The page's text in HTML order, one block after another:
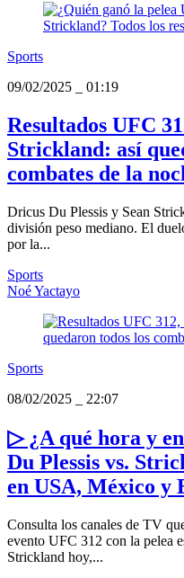
Sports
09/02/2025
01:19
Resultados UFC
Strickland: así
combates de la
Dricus Du Plessis y Sean
división peso mediano. El
por la...
Sports
Noé Yactayo
Sports
08/02/2025
22:07
▷ ¿A qué hora y
Du Plessis vs.
en USA, México y
Consulta los canales de TV
evento UFC 312 con la pelea
Strickland hoy,...